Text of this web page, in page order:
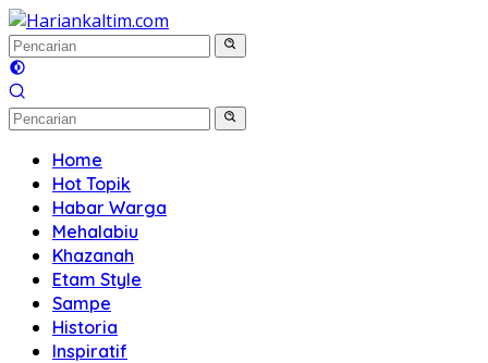
Langsung
ke
konten
Home
Hot Topik
Habar Warga
Mehalabiu
Khazanah
Etam Style
Sampe
Historia
Inspiratif